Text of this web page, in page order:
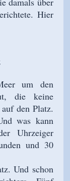
Hier
um den
die keine
den Platz.
was kann
Uhrzeiger
und 30
Und schon